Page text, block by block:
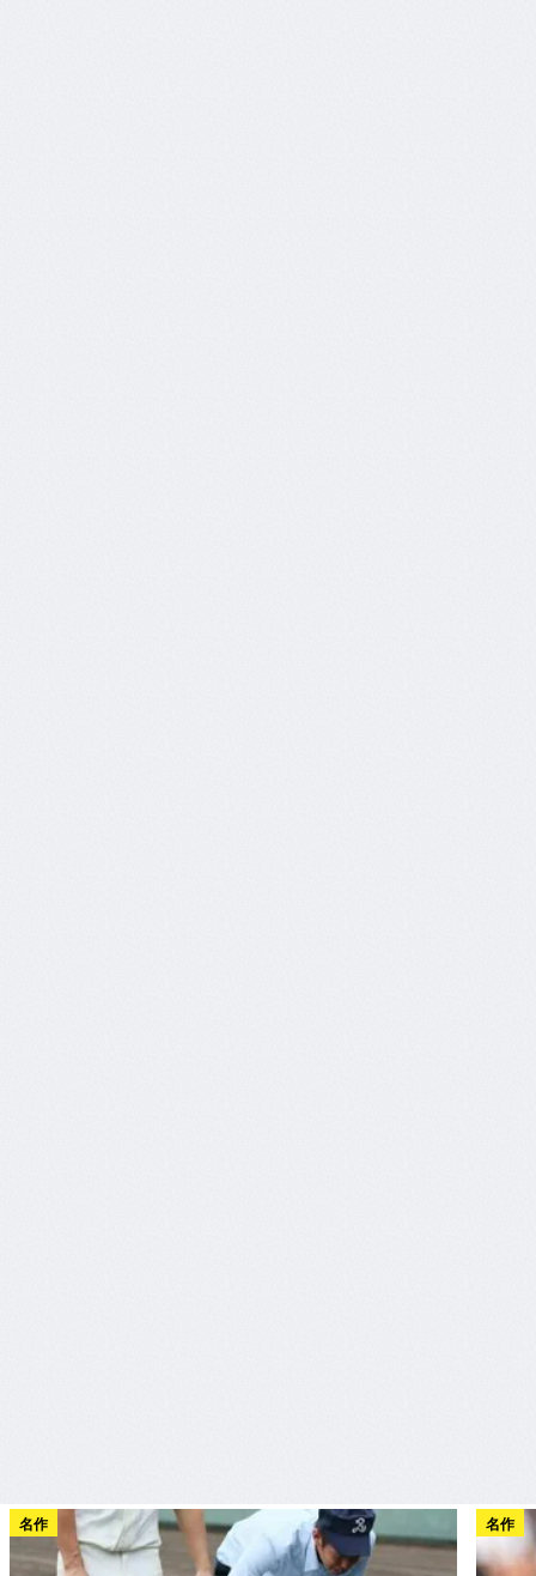
名作 名作